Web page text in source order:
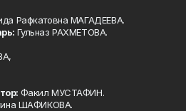
Рафкатовна МАГАДЕЕВА.
Гульназ РАХМЕТОВА.
Факил МУСТАФИН.
ШАФИКОВА.